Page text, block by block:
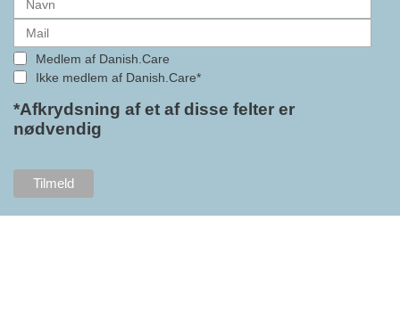
alle formaliteterne nu er på plads
i samarbejdet mellem
Danish.Care og DI glæder
bestyrelsesleder i Danish.Care,
Claus Ipsen. Han betragter
fremtidssikring af Danish.Care,
som både er med til at styrke
brancheforeningen i sig selv,
Medlem af Danish.Care
Ikke medlem af Danish.Care*
*Afkrydsning af et af disse felter er
nødvendig